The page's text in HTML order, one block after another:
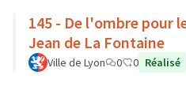
145 - De l'ombre pour
Jean de La Fontaine
Ville de Lyon 0 0 Réalisé